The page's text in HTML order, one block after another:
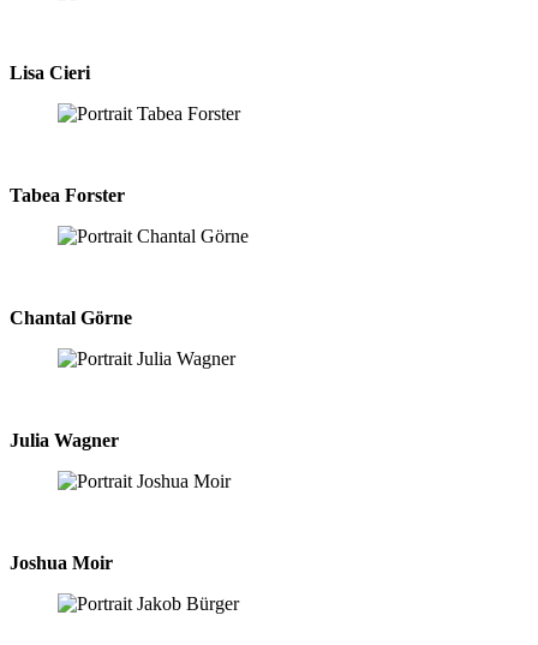
Lisa Cieri
Tabea Forster
Chantal Görne
Julia Wagner
Joshua Moir